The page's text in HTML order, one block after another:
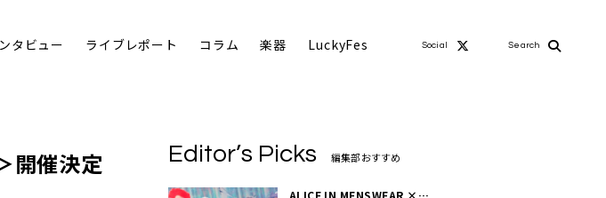
タビュー ライブレポート コラム 楽器 LuckyFes Social Search
開催決定 Editor’s Picks 編集部おすすめ
ALICE IN MENSWEAR ×